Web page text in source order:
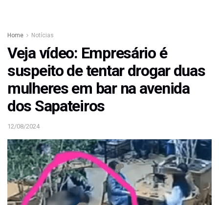
Home Notícias
Veja vídeo: Empresário é
suspeito de tentar drogar duas
mulheres em bar na avenida
dos Sapateiros
12/08/2024